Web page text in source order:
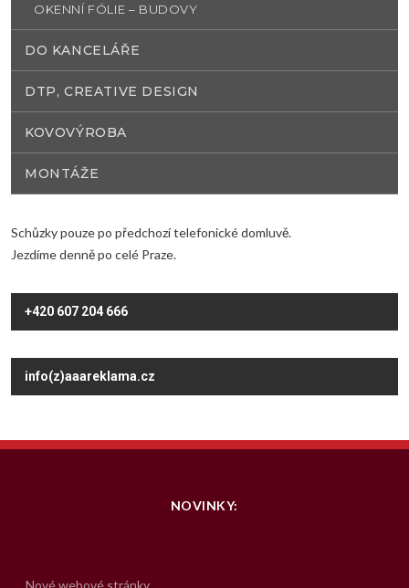
OKENNÍ FÓLIE – BUDOVY
DO KANCELÁŘE
DTP, CREATIVE DESIGN
KOVOVÝROBA
MONTÁŽE
Schůzky pouze po předchozí telefonické domluvě.
Jezdíme denně po celé Praze.
+420 607 204 666
info(z)aaareklama.cz
NOVINKY: